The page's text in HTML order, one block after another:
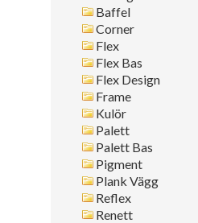
Placering
Montagesätt
Sök i allt
Baffel
Corner
Flex
Flex Bas
Flex Design
Frame
Kulör
Palett
Palett Bas
Pigment
Plank Vägg
Reflex
Renett